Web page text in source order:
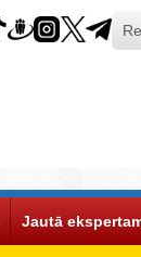
Jautā